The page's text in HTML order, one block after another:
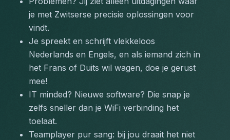
je met Zwitserse precisie oplossingen voor
vindt.
Je spreekt en schrijft vlekkeloos
Nederlands en Engels, en als iemand zich in
het Frans of Duits wil wagen, doe je gerust
mee!
IT minded? Nieuwe software? Die snap je
zelfs sneller dan je WiFi verbinding het
toelaat.
Teamplayer pur sang: bij jou draait het niet